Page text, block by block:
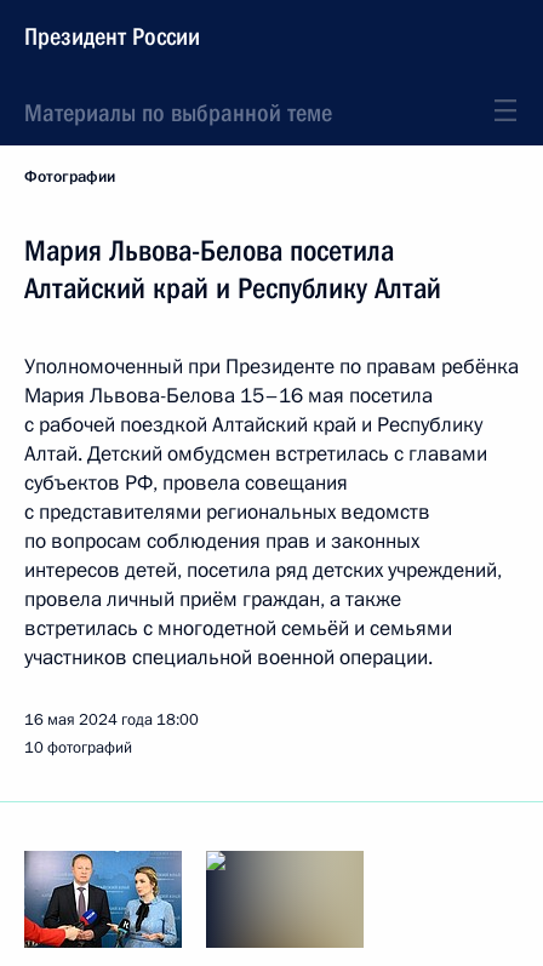
Президент России
Материалы по выбранной теме
Фотографии
Мария Львова-Белова посетила
Алтайский край и Республику Алтай
Уполномоченный при Президенте по правам ребёнка
Мария Львова-Белова 15–16 мая посетила
с рабочей поездкой Алтайский край и Республику
Алтай. Детский омбудсмен встретилась с главами
субъектов РФ, провела совещания
с представителями региональных ведомств
по вопросам соблюдения прав и законных
интересов детей, посетила ряд детских учреждений,
провела личный приём граждан, а также
встретилась с многодетной семьёй и семьями
участников специальной военной операции.
16 мая 2024 года 18:00
10 фотографий